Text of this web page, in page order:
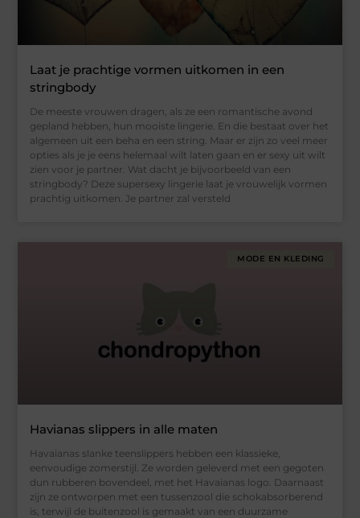
Laat je prachtige vormen uitkomen in een
stringbody
De meeste vrouwen dragen, als ze een romantische avond
gepland hebben, hun mooiste lingerie. En die bestaat over het
algemeen uit een beha en een string. Maar er zijn zo veel meer
opties als je je eens helemaal wilt laten gaan en er sexy uit wilt
zien voor je partner. Wat dacht je bijvoorbeeld van een
stringbody? Deze supersexy lingerie laat je vrouwelijk vormen
prachtig uitkomen. Je partner zal versteld
MODE EN KLEDING
Havianas slippers in alle maten
Havaianas slanke teenslippers hebben een klassieke,
eenvoudige zomerstijl. Ze worden geleverd met een gegoten
dun rubberen bovendeel, met het Havaianas logo. Daarnaast
zijn ze ontworpen met een tussenzool die schokabsorberend
is, terwijl de buitenzool is gemaakt van een duurzame